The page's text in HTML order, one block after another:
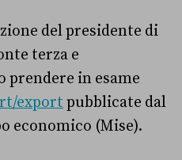
del presidente di
terza e
prendere in esame
export pubblicate dal
economico (Mise).